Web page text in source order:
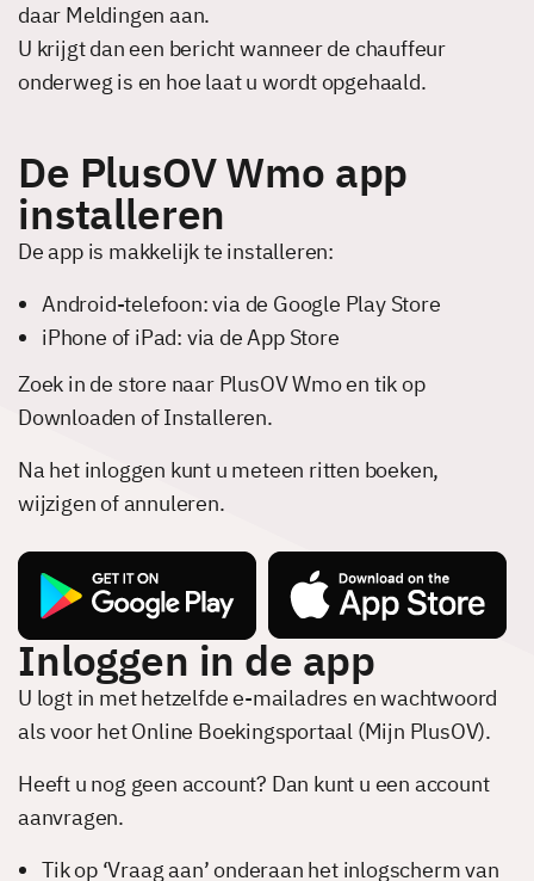
daar Meldingen aan.
U krijgt dan een bericht wanneer de chauffeur
onderweg is en hoe laat u wordt opgehaald.
De PlusOV Wmo app
installeren
De app is makkelijk te installeren:
Android-telefoon: via de Google Play Store
iPhone of iPad: via de App Store
Zoek in de store naar PlusOV Wmo en tik op
Downloaden of Installeren.
Na het inloggen kunt u meteen ritten boeken,
wijzigen of annuleren.
Inloggen in de app
U logt in met hetzelfde e-mailadres en wachtwoord
als voor het Online Boekingsportaal (Mijn PlusOV).
Heeft u nog geen account? Dan kunt u een account
aanvragen.
Tik op ‘Vraag aan’ onderaan het inlogscherm van